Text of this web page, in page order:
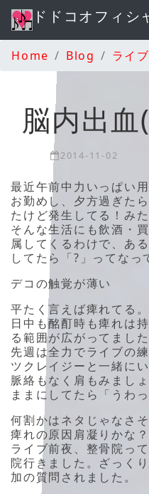
ドドコオフィシ
Home Blog ライブ
脳内出血
2014-11-02
最近午前中力いっぱい
お勤めし、夕方過ぎた
たけど発生してる！み
そんな生活にも飲酒・
属してくるわけで、あ
してたら「?」ってなっ
デコの触覚が薄い
平たく言えば痺れてる
日中も酩酊時も痺れは
る範囲が広がってました
先週は全力でライブの
ツクレイジーと一緒に
脈絡もなく肩もみまし
ままにしてたら「うわ
何割かはネタじゃなさ
痺れの原因肩凝りかな
ライブ前夜、整骨院っ
院行きました。ざっく
加の質問されました。